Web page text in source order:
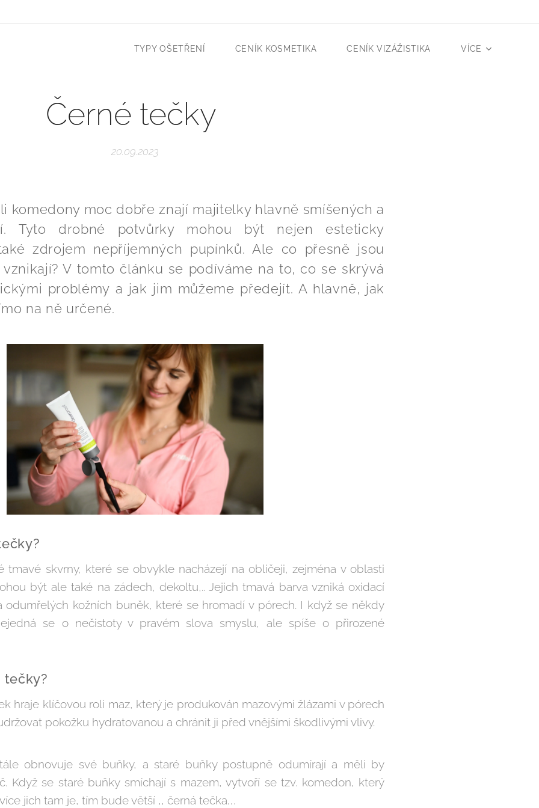
TYPY OŠETŘENÍ CENÍK KOSMETIKA CENÍK VIZÁŽISTIKA VÍCE
Černé tečky
20.09.2023
komedony moc dobře znají majitelky hlavně smíšených a
Tyto drobné potvůrky mohou být nejen esteticky
zdrojem nepříjemných pupínků. Ale co přesně jsou
V tomto článku se podíváme na to, co se skrývá
problémy a jak jim můžeme předejít. A hlavně, jak
na ně určené.
tmavé skvrny, které se obvykle nacházejí na obličeji, zejména v oblasti
být ale také na zádech, dekoltu,.. Jejich tmavá barva vzniká oxidací
odumřelých kožních buněk, které se hromadí v pórech. I když se někdy
se o nečistoty v pravém slova smyslu, ale spíše o přirozené
tečky?
hraje klíčovou roli maz, který je produkován mazovými žlázami v pórech
pokožku hydratovanou a chránit ji před vnějšími škodlivými vlivy.
obnovuje své buňky, a staré buňky postupně odumírají a měli by
Když se staré buňky smíchají s mazem, vytvoří se tzv. komedon, který
jich tam je, tím bude větší ,, černá tečka,,.